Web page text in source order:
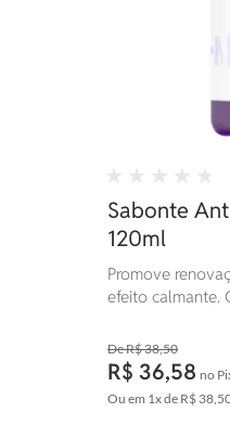
Sabonte
120ml
Promove
efeito calmante.
R$ 38,50
R$ 36,58 no
Ou em 1xde R$